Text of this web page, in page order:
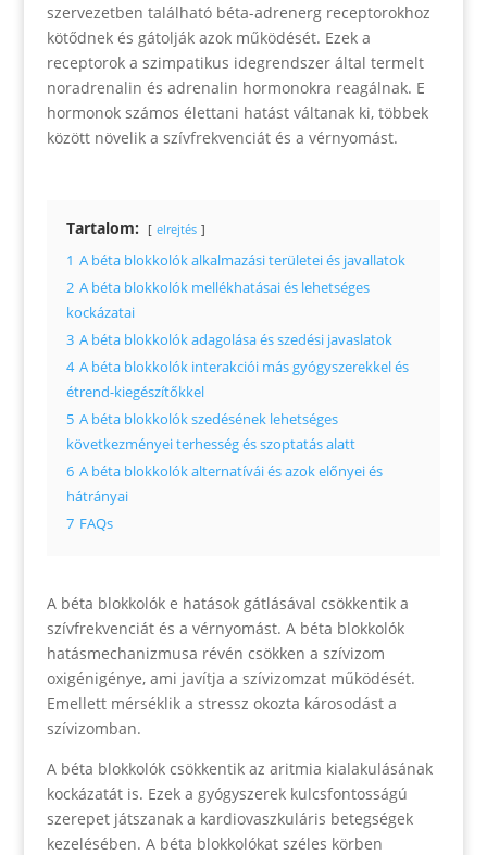
szervezetben található béta-adrenerg receptorokhoz
kötődnek és gátolják azok működését. Ezek a
receptorok a szimpatikus idegrendszer által termelt
noradrenalin és adrenalin hormonokra reagálnak. E
hormonok számos élettani hatást váltanak ki, többek
között növelik a szívfrekvenciát és a vérnyomást.
Tartalom: elrejtés
1 A béta blokkolók alkalmazási területei és javallatok
2 A béta blokkolók mellékhatásai és lehetséges
kockázatai
3 A béta blokkolók adagolása és szedési javaslatok
4 A béta blokkolók interakciói más gyógyszerekkel és
étrend-kiegészítőkkel
5 A béta blokkolók szedésének lehetséges
következményei terhesség és szoptatás alatt
6 A béta blokkolók alternatívái és azok előnyei és
hátrányai
7 FAQs
A béta blokkolók e hatások gátlásával csökkentik a
szívfrekvenciát és a vérnyomást. A béta blokkolók
hatásmechanizmusa révén csökken a szívizom
oxigénigénye, ami javítja a szívizomzat működését.
Emellett mérséklik a stressz okozta károsodást a
szívizomban.
A béta blokkolók csökkentik az aritmia kialakulásának
kockázatát is. Ezek a gyógyszerek kulcsfontosságú
szerepet játszanak a kardiovaszkuláris betegségek
kezelésében. A béta blokkolókat széles körben